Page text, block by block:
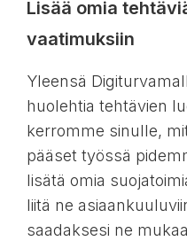
Lisää omia
vaatimuksiin
Yleensä
huolehtia tehtävien
kerromme sinulle,
pääset työssä
lisätä omia
liitä ne
saadaksesi ne